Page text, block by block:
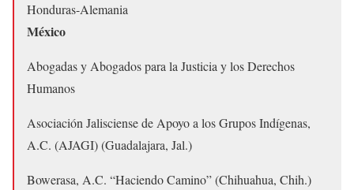
Honduras-Alemania
México
Abogadas y Abogados para la Justicia y los Derechos
Humanos
Asociación Jalisciense de Apoyo a los Grupos Indígenas,
A.C. (AJAGI) (Guadalajara, Jal.)
Bowerasa, A.C. “Haciendo Camino” (Chihuahua, Chih.)